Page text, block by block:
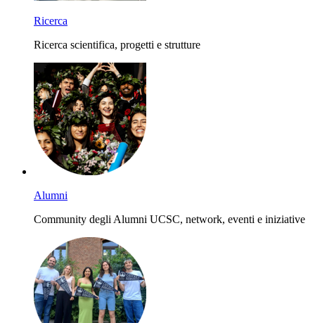
Ricerca
Ricerca scientifica, progetti e strutture
Alumni
Community degli Alumni UCSC, network, eventi e iniziative